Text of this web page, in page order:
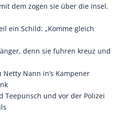
dem zogen sie über die Insel.
ein Schild: „Komme gleich
denn sie fuhren kreuz und
Netty Nann in’s Kampener
Teepunsch und vor der Polizei